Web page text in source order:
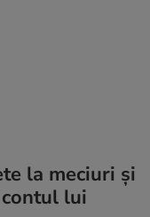
la meciuri și
lui